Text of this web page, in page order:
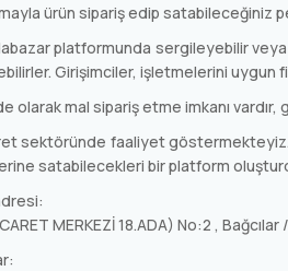
ürün sipariş edip
platformunda sergileyebilir
Girişimciler, işletmelerini
olarak mal sipariş etme imkanı
sektöründe faaliyet göstermekteyiz.
satabilecekleri bir platform
MERKEZİ 18.ADA) No:2 , Bağcılar